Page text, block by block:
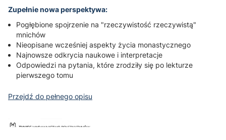
Zupełnie nowa perspektywa:
Pogłębione spojrzenie na "rzeczywistość rzeczywistą"
mnichów
Nieopisane wcześniej aspekty życia monastycznego
Najnowsze odkrycia naukowe i interpretacje
Odpowiedzi na pytania, które zrodziły się po lekturze
pierwszego tomu
Przejdź do pełnego opisu